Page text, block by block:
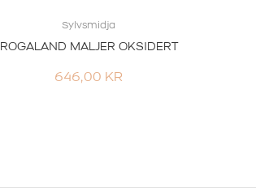
Sylvsmidja
ROGALAND MALJER OKSIDERT
646,00 KR